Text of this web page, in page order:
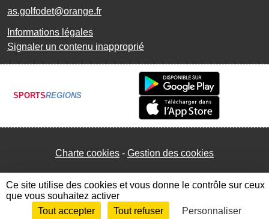
as.golfodet@orange.fr
Informations légales
Signaler un contenu inapproprié
SPORTSREGIONS
Charte cookies Gestion des cookies
Envie de participer ? Connexion
Ce site utilise des cookies et vous donne le contrôle sur ceux
que vous souhaitez activer
Tout accepter
Tout refuser Personnaliser